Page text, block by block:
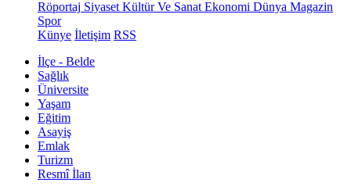
Röportaj Siyaset Kültür Ve Sanat Ekonomi Dünya Magazin
Spor
Künye İletişim RSS
İlçe - Belde
Sağlık
Üniversite
Yaşam
Eğitim
Asayiş
Emlak
Turizm
Resmî İlan